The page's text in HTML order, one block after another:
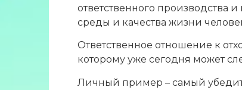
ответственного производства
среды и качества жизни
Ответственное отношение к
которому уже сегодня может
Личный пример – самый